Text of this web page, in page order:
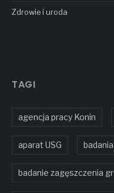
Zdrowie i uroda
TAGI
agencja pracy Konin
aparat USG
badanie zagęszczenia